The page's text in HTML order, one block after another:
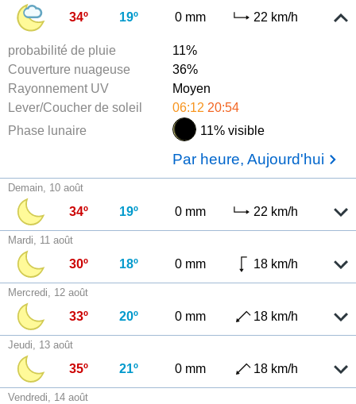
34º 19º 0 mm 22 km/h
probabilité de pluie
11%
Couverture nuageuse
36%
Rayonnement UV
Moyen
Lever/Coucher de soleil
06:12 20:54
Phase lunaire
11% visible
Par heure, Aujourd'hui
Demain, 10 août
34º 19º 0 mm 22 km/h
Mardi, 11 août
30º 18º 0 mm 18 km/h
Mercredi, 12 août
33º 20º 0 mm 18 km/h
Jeudi, 13 août
35º 21º 0 mm 18 km/h
Vendredi, 14 août